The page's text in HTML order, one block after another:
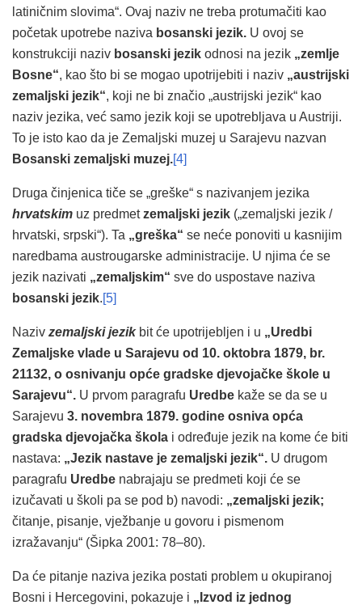
latiničnim slovima“. Ovaj naziv ne treba protumačiti kao
početak upotrebe naziva bosanski jezik. U ovoj se
konstrukciji naziv bosanski jezik odnosi na jezik „zemlje
Bosne“, kao što bi se mogao upotrijebiti i naziv „austrijski
zemaljski jezik“, koji ne bi značio „austrijski jezik“ kao
naziv jezika, već samo jezik koji se upotrebljava u Austriji.
To je isto kao da je Zemaljski muzej u Sarajevu nazvan
Bosanski zemaljski muzej.[4]
Druga činjenica tiče se „greške“ s nazivanjem jezika
hrvatskim uz predmetzemaljski jezik („zemaljski jezik /
hrvatski, srpski“). Ta „greška“ se neće ponoviti u kasnijim
naredbama austrougarske administracije. U njima će se
jezik nazivati „zemaljskim“ sve do uspostave naziva
bosanski jezik.[5]
Naziv zemaljski jezikbit će upotrijebljen i u „Uredbi
Zemaljske vlade u Sarajevu od 10. oktobra 1879, br.
21132, o osnivanju opće gradske djevojačke škole u
Sarajevu“. U prvom paragrafu Uredbe kaže se da se u
Sarajevu 3. novembra 1879. godine osniva opća
gradska djevojačka škola i određuje jezik na kome će biti
nastava: „Jezik nastave je zemaljski jezik“. U drugom
paragrafu Uredbe nabrajaju se predmeti koji će se
izučavati u školi pa se pod b) navodi: „zemaljski jezik;
čitanje, pisanje, vježbanje u govoru i pismenom
izražavanju“ (Šipka 2001: 78–80).
Da će pitanje naziva jezika postati problem u okupiranoj
Bosni i Hercegovini, pokazuje i „Izvod iz jednog